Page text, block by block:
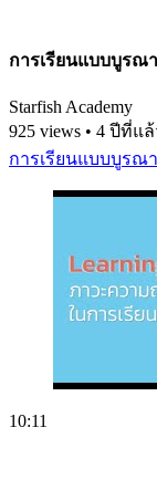
การเรียนแบบบูรณ
Starfish Academy
925 views • 4 ปีที่แ
การเรียนแบบบูรณ
10:11